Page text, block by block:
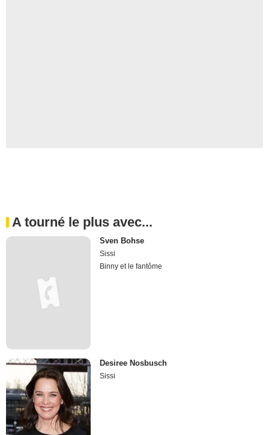
A tourné le plus avec...
Sven Bohse
Sissi
Binny et le fantôme
Desiree Nosbusch
Sissi